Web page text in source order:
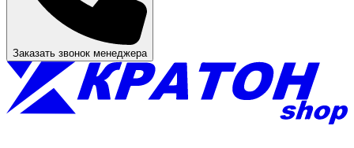
Заказать звонок менеджера